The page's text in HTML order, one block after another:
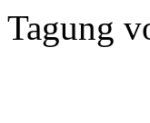
Tagung